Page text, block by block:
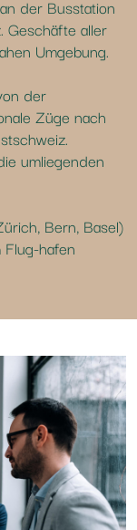
der Busstation
Geschäfte aller
Umgebung.
der
Züge nach
umliegenden
Bern, Basel)
Flug-hafen